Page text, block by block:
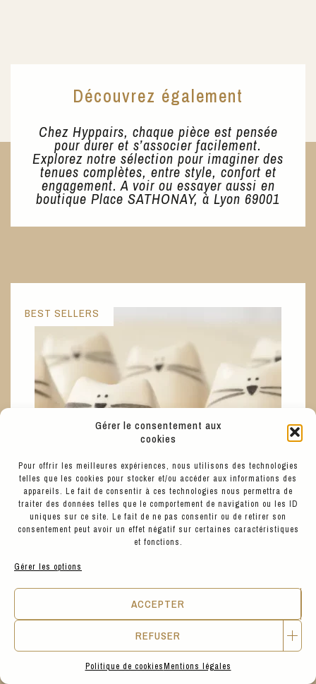
Gérer le consentement aux
cookies
Pour offrir les meilleures expériences, nous utilisons des technologies
telles que les cookies pour stocker et/ou accéder aux informations des
appareils. Le fait de consentir à ces technologies nous permettra de
traiter des données telles que le comportement de navigation ou les ID
uniques sur ce site. Le fait de ne pas consentir ou de retirer son
consentement peut avoir un effet négatif sur certaines caractéristiques
et fonctions.
Gérer les options
ACCEPTER
REFUSER
Politique de cookiesMentions légales
Découvrez également
Chez Hyppairs, chaque pièce est pensée
pour durer et s’associer facilement.
Explorez notre sélection pour imaginer des
tenues complètes, entre style, confort et
engagement. A voir ou essayer aussi en
boutique Place SATHONAY, à Lyon 69001
15€
CHATON DES PAPOUILLES - AMULETTE
BEST SELLERS